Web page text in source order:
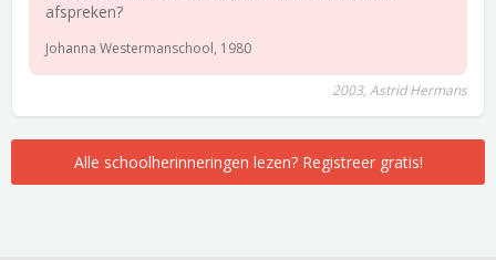
afspreken?
Johanna Westermanschool, 1980
2003, Astrid Hermans
Alle schoolherinneringen lezen? Registreer gratis!